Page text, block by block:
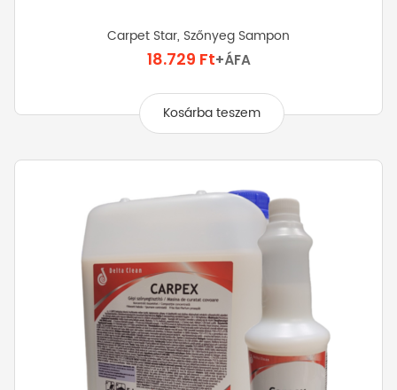
Carpet Star, Szőnyeg Sampon
18.729 Ft+ÁFA
Kosárba teszem